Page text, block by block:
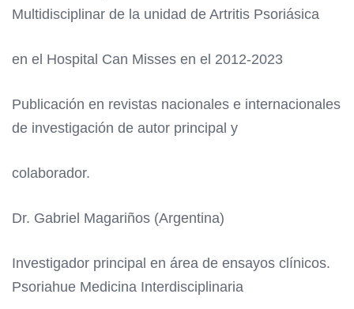
Multidisciplinar de la unidad de Artritis Psoriásica
en el Hospital Can Misses en el 2012-2023
Publicación en revistas nacionales e internacionales
de investigación de autor principal y
colaborador.
Dr. Gabriel Magariños (Argentina)
Investigador principal en área de ensayos clínicos.
Psoriahue Medicina Interdisciplinaria